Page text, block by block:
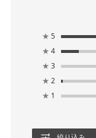
★ 5
★ 4
★ 3
★ 2
★ 1